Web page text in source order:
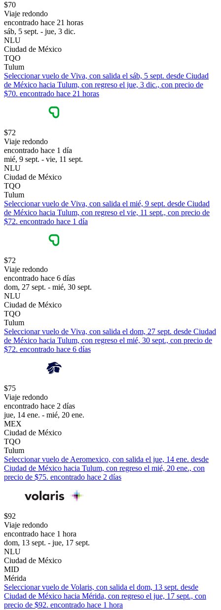
$70
Viaje redondo
encontrado hace 21 horas
sáb, 5 sept. - jue, 3 dic.
NLU
Ciudad de México
TQO
Tulum
Seleccionar vuelo de Viva, con salida el sáb, 5 sept. desde Ciudad
de México hacia Tulum, con regreso el jue, 3 dic., con precio de
$70. encontrado hace 21 horas
$72
Viaje redondo
encontrado hace 1 día
mié, 9 sept. - vie, 11 sept.
NLU
Ciudad de México
TQO
Tulum
Seleccionar vuelo de Viva, con salida el mié, 9 sept. desde Ciudad
de México hacia Tulum, con regreso el vie, 11 sept., con precio de
$72. encontrado hace 1 día
$72
Viaje redondo
encontrado hace 6 días
dom, 27 sept. - mié, 30 sept.
NLU
Ciudad de México
TQO
Tulum
Seleccionar vuelo de Viva, con salida el dom, 27 sept. desde Ciudad
de México hacia Tulum, con regreso el mié, 30 sept., con precio de
$72. encontrado hace 6 días
$75
Viaje redondo
encontrado hace 2 días
jue, 14 ene. - mié, 20 ene.
MEX
Ciudad de México
TQO
Tulum
Seleccionar vuelo de Aeromexico, con salida el jue, 14 ene. desde
Ciudad de México hacia Tulum, con regreso el mié, 20 ene., con
precio de $75. encontrado hace 2 días
$92
Viaje redondo
encontrado hace 1 hora
dom, 13 sept. - jue, 17 sept.
NLU
Ciudad de México
MID
Mérida
Seleccionar vuelo de Volaris, con salida el dom, 13 sept. desde
Ciudad de México hacia Mérida, con regreso el jue, 17 sept., con
precio de $92. encontrado hace 1 hora